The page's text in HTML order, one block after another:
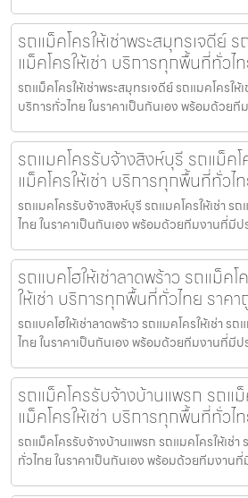
รถแม็คโครให้เช่าพระสมุทรเจดีย์
แม็คโครให้เช่า บริการทุกพื้นที่ทั่วไ
รถแม็คโครให้เช่าพระสมุทรเจดีย์ รถแมคโครให้
บริการทั่วไทย ในราคาเป็นกันเอง พร้อมด้วย
รถแมคโครรับจ้างสิงห์บุรี รถแม็ค
แม็คโครให้เช่า บริการทุกพื้นที่ทั่วไ
รถแมคโครรับจ้างสิงห์บุรี รถแมคโครให้เช่า ร
ไทย ในราคาเป็นกันเอง พร้อมด้วยทีมงานที่มี
รถแบคโฮให้เช่าลาดพร้าว รถแม็ค
ให้เช่า บริการทุกพื้นที่ทั่วไทย ราคา
รถแบคโฮให้เช่าลาดพร้าว รถแมคโครให้เช่า ร
ไทย ในราคาเป็นกันเอง พร้อมด้วยทีมงานที่มี
รถแม็คโครรับจ้างบ้านแพรก รถแ
แม็คโครให้เช่า บริการทุกพื้นที่ทั่วไ
รถแม็คโครรับจ้างบ้านแพรก รถแมคโครให้เช่า
ทั่วไทย ในราคาเป็นกันเอง พร้อมด้วยทีมงาน